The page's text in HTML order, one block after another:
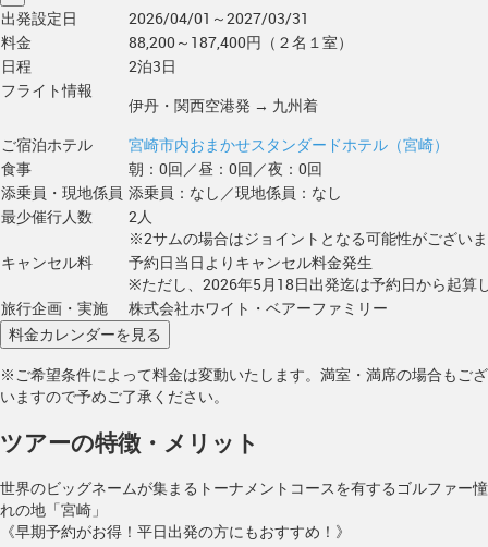
出発設定日
2026/04/01～2027/03/31
料金
88,200～187,400円（２名１室）
日程
2泊3日
フライト情報
伊丹・関西空港発 → 九州着
ご宿泊ホテル
宮崎市内おまかせスタンダードホテル（宮崎）
食事
朝：0回／昼：0回／夜：0回
添乗員・現地係員 添乗員：なし／現地係員：なし
最少催行人数
2人
※2サムの場合はジョイントとなる可能性がござい
キャンセル料
予約日当日よりキャンセル料金発生
※ただし、2026年5月18日出発迄は予約日から起算
旅行企画・実施
株式会社ホワイト・ベアーファミリー
※ご希望条件によって料金は変動いたします。満室・満席の場合もござ
いますので予めご了承ください。
ツアーの特徴・メリット
世界のビッグネームが集まるトーナメントコースを有するゴルファー憧
れの地「宮崎」
《早期予約がお得！平日出発の方にもおすすめ！》